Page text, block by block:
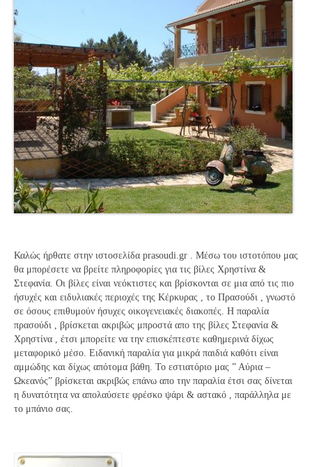
Καλώς ήρθατε στην ιστοσελίδα prasoudi.gr . Μέσω του ιστοτόπου μας
θα μπορέσετε να βρείτε πληροφορίες για τις βίλες Χρηστίνα &
Στεφανία. Οι βίλες είναι νεόκτιστες και βρίσκονται σε μια από τις πιο
ήσυχές και ειδυλιακές περιοχές της Κέρκυρας , το Πρασούδι , γνωστό
σε όσους επιθυμούν ήσυχες οικογενειακές διακοπές. Η παραλία
πρασούδι , βρίσκεται ακριβώς μπροστά απο της βίλες Στεφανία &
Χρηστίνα , έτσι μπορείτε να την επισκέπτεστε καθημερινά δίχως
μεταφορικό μέσο. Ειδανική παραλία για μικρά παιδιά καθότι είναι
αμμώδης και δίχως απότομα βάθη. Το εστιατόριο μας ” Αύρια –
Ωκεανός” βρίσκεται ακριβώς επάνω απο την παραλία έτσι σας δίνεται
η δυνατότητα να απολαύσετε φρέσκο ψάρι & αστακό , παράλληλα με
το μπάνιο σας.